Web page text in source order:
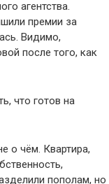
агентства.
премии за
Видимо,
после того, как
что готов на
о чём. Квартира,
пополам, но